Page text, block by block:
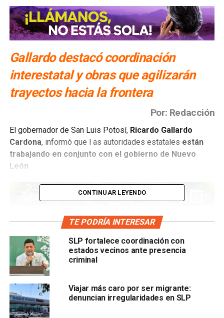
Gallardo destacó coordinación
interestatal y obras que agilizarán
trayectos hacia la frontera
Por: Redacción
El gobernador de San Luis Potosí, Ricardo Gallardo
Cardona, informó que l as autoridades estatales están
trabajando en conjunto con el gobierno de Nuevo
León
para garantizar laseguridad de las personas que visitan
a sus familias en el estado durante la temporada
decembrina
, especialm ente aquellas que provienen del
norte del país o del extranjero.
CONTINUAR LEYENDO
TE PODRÍA INTERESAR
SLP fortalece coordinación con
estados vecinos ante presencia
criminal
Viajar más caro por ser migrante:
denuncian irregularidades en SLP